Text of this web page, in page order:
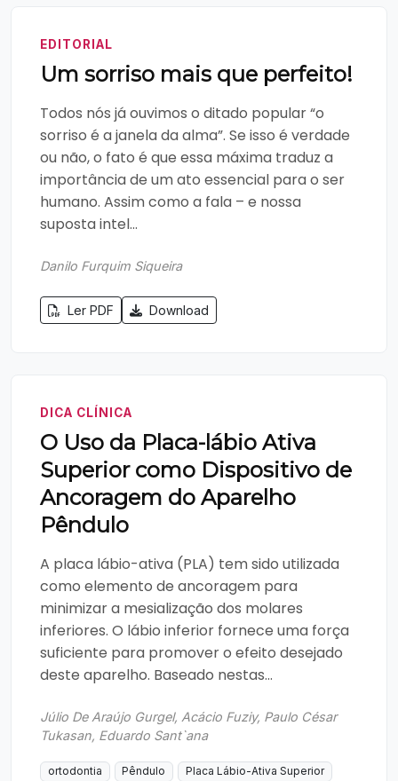
EDITORIAL
Um sorriso mais que perfeito!
Todos nós já ouvimos o ditado popular “o
sorriso é a janela da alma”. Se isso é verdade
ou não, o fato é que essa máxima traduz a
importância de um ato essencial para o ser
humano. Assim como a fala – e nossa
suposta intel...
Danilo Furquim Siqueira
Ler PDF Download
DICA CLÍNICA
O Uso da Placa-lábio Ativa
Superior como Dispositivo de
Ancoragem do Aparelho
Pêndulo
A placa lábio-ativa (PLA) tem sido utilizada
como elemento de ancoragem para
minimizar a mesialização dos molares
inferiores. O lábio inferior fornece uma força
suficiente para promover o efeito desejado
deste aparelho. Baseado nestas...
Júlio De Araújo Gurgel, Acácio Fuziy, Paulo César
Tukasan, Eduardo Sant`ana
ortodontia Pêndulo Placa Lábio-Ativa Superior